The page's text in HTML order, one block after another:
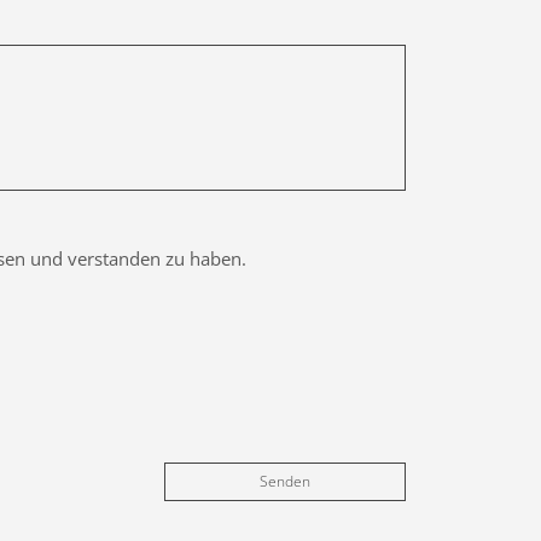
und verstanden zu haben.